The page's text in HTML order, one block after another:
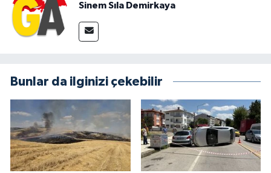
Sinem Sıla Demirkaya
Bunlar da ilginizi çekebilir